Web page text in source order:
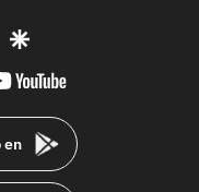
twittergoogle
youtube-
en